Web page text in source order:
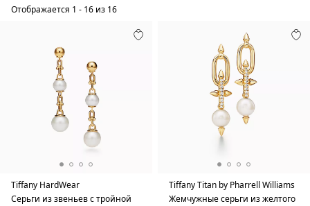
Отображается 1 - 16 из 16
Tiffany HardWear
Серьги из звеньев с тройной
Tiffany Titan by Pharrell Williams
Жемчужные серьги из желтого